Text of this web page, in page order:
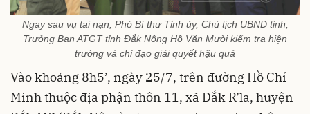
Ngay sau vụ tai nạn, Phó Bí thư Tỉnh ủy, Chủ tịch UBND tỉnh,
Trưởng Ban ATGT tỉnh Đắk Nông Hồ Văn Mười kiểm tra hiện
trường và chỉ đạo giải quyết hậu quả
Vào khoảng 8h5’, ngày 25/7, trên đường Hồ Chí
Minh thuộc địa phận thôn 11, xã Đắk R’la, huyện